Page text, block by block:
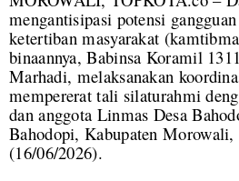
mengantisipasi potensi
ketertiban masyarakat
binaannya, Babinsa Koramil
Marhadi, melaksanakan
mempererat tali silaturahmi
dan anggota Linmas Desa
Bahodopi, Kabupaten Morowali,
(16/06/2026).